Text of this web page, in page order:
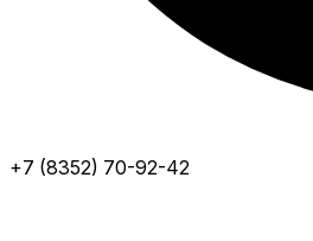
+7 (8352) 70-92-42